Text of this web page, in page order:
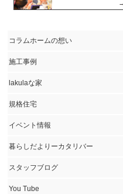
コラムホームの想い
施工事例
lakulaな家
規格住宅
イベント情報
暮らしだよりーカタリバー
スタッフブログ
You Tube